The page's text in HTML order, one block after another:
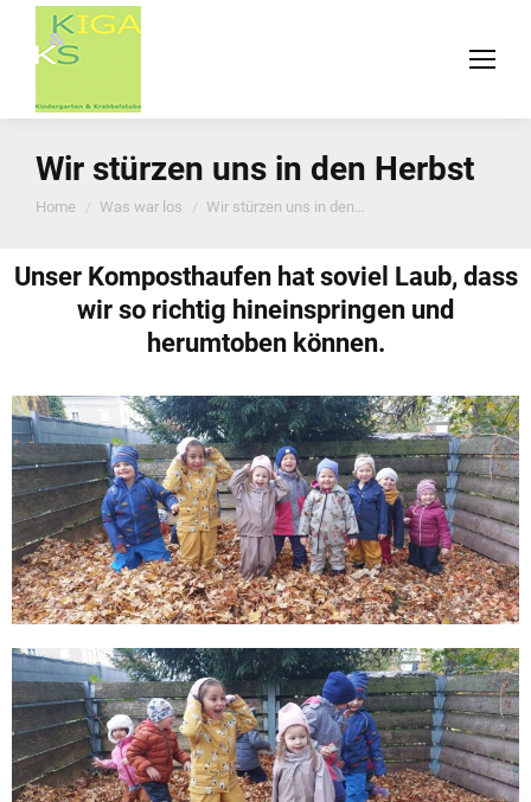
Wir stürzen uns in den Herbst
You are here:
Home Was war los Wir stürzen uns in den…
Unser Komposthaufen hat soviel Laub, dass
wir so richtig hineinspringen und
herumtoben können.